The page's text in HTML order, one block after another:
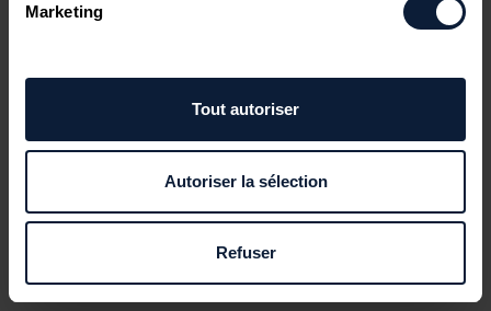
Marketing
Tout autoriser
Autoriser la sélection
Refuser